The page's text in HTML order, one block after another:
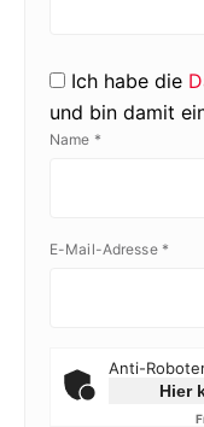
Ich habe die
und bin damit
Name *
E-Mail-Adresse *
Anti-
Hier